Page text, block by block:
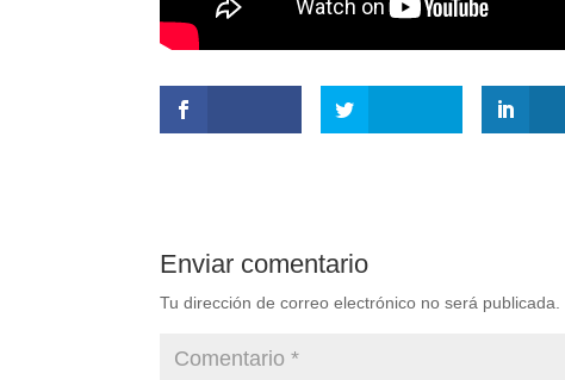
Enviar comentario
Tu dirección de correo electrónico no será publicada.